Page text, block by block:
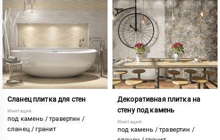
Сланец плитка для стен
Имитация:
под камень / травертин /
сланец / гранит
Декоративная плитка на
стену под камень
Имитация:
под камень / травертин /